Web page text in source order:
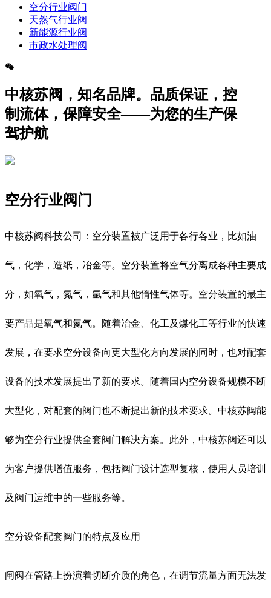
空分行业阀门
天然气行业阀
新能源行业阀
市政水处理阀
中核苏阀，知名品牌。品质保证，控
制流体，保障安全——为您的生产保
驾护航
空分行业阀门
中核苏阀科技公司：空分装置被广泛用于各行各业，比如油
气，化学，造纸，冶金等。空分装置将空气分离成各种主要成
分，如氧气，氮气，氩气和其他惰性气体等。空分装置的最主
要产品是氧气和氮气。随着冶金、化工及煤化工等行业的快速
发展，在要求空分设备向更大型化方向发展的同时，也对配套
设备的技术发展提出了新的要求。随着国内空分设备规模不断
大型化，对配套的阀门也不断提出新的技术要求。中核苏阀能
够为空分行业提供全套阀门解决方案。此外，中核苏阀还可以
为客户提供增值服务，包括阀门设计选型复核，使用人员培训
及阀门运维中的一些服务等。
空分设备配套阀门的特点及应用
闸阀在管路上扮演着切断介质的角色，在调节流量方面无法发